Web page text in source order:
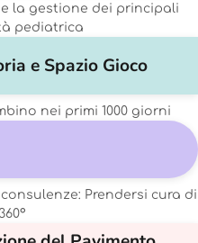
la gestione dei principali
pediatrica
e Spazio Gioco
nei primi 1000 giorni
Prendersi cura di